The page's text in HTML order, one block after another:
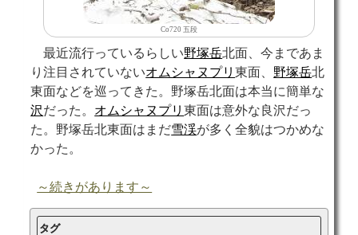
Co720 五段
最近流行っているらしい野塚岳北面、今まであま
り注目されていないオムシャヌプリ東面、 野塚岳北
東面などを巡ってきた。野塚岳北面は本当に簡単な
沢だった。 オムシャヌプリ東面は意外な良沢だっ
た。野塚岳北東面はまだ雪渓が多く全貌はつかめな
かった。
～続きがあります～
タグ